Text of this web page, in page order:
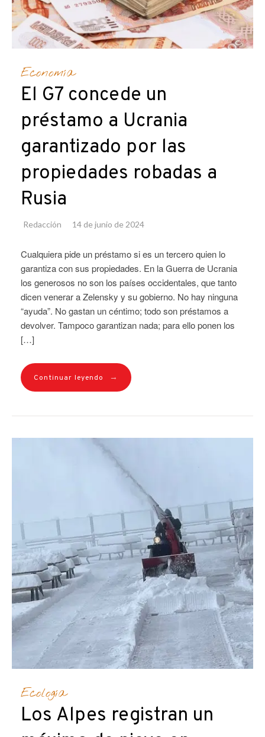
Economía
El G7 concede un
préstamo a Ucrania
garantizado por las
propiedades robadas a
Rusia
Redacción 14 de junio de 2024
Cualquiera pide un préstamo si es un tercero quien lo
garantiza con sus propiedades. En la Guerra de Ucrania
los generosos no son los países occidentales, que tanto
dicen venerar a Zelensky y su gobierno. No hay ninguna
“ayuda”. No gastan un céntimo; todo son préstamos a
devolver. Tampoco garantizan nada; para ello ponen los
[…]
Continuar leyendo →
Ecología
Los Alpes registran un